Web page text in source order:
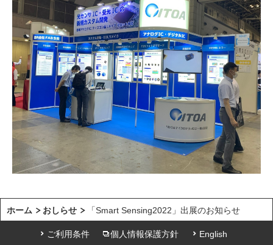
ホーム おしらせ 「Smart Sensing2022」出展のお知らせ
ご利用条件 個人情報保護方針 English